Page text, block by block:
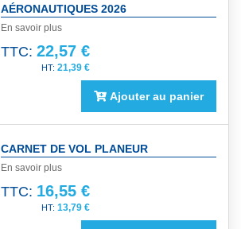
AÉRONAUTIQUES 2026
En savoir plus
TTC: 22,57 €
21,39 €
Ajouter au panier
CARNET DE VOL PLANEUR
En savoir plus
TTC: 16,55 €
13,79 €